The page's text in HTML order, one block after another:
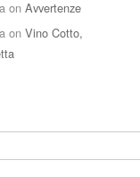
onAvvertenze
onVino Cotto,